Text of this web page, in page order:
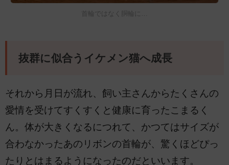
首輪ではなく胴輪に…
抜群に似合うイケメン猫へ成長
それから月日が流れ、飼い主さんからたくさんの
愛情を受けてすくすくと健康に育ったこまるく
ん。体が大きくなるにつれて、かつてはサイズが
合わなかったあのリボンの首輪が、驚くほどぴっ
たりとはまるようになったのだといいます。